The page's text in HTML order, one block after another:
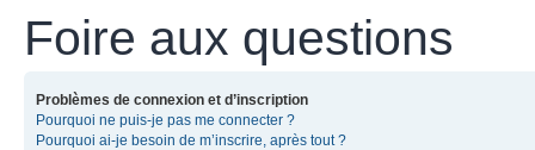
Foire aux questions
Problèmes de connexion et d’inscription
Pourquoi ne puis-je pas me connecter ?
Pourquoi ai-je besoin de m’inscrire, après tout ?